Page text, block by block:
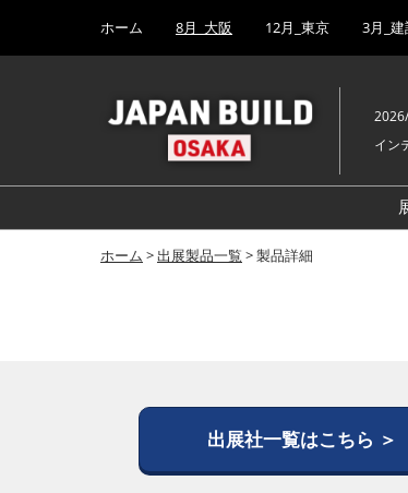
キ
し
to
ホーム 8月_大阪 12月_東京 3月_建
イン
ホーム >出展製品一覧 > 製品詳細
出展社一覧はこちら ＞